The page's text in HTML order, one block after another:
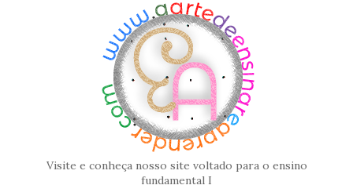
Visite e conheça nosso site voltado para o ensino
fundamental I